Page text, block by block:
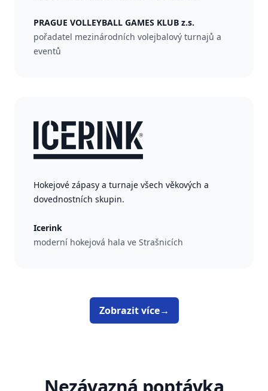
PRAGUE VOLLEYBALL GAMES KLUB z.s.
pořadatel mezinárodních volejbalový turnajů a
eventů
Hokejové zápasy a turnaje všech věkových a
dovednostních skupin.
Icerink
moderní hokejová hala ve Strašnicích
Zobrazit více→